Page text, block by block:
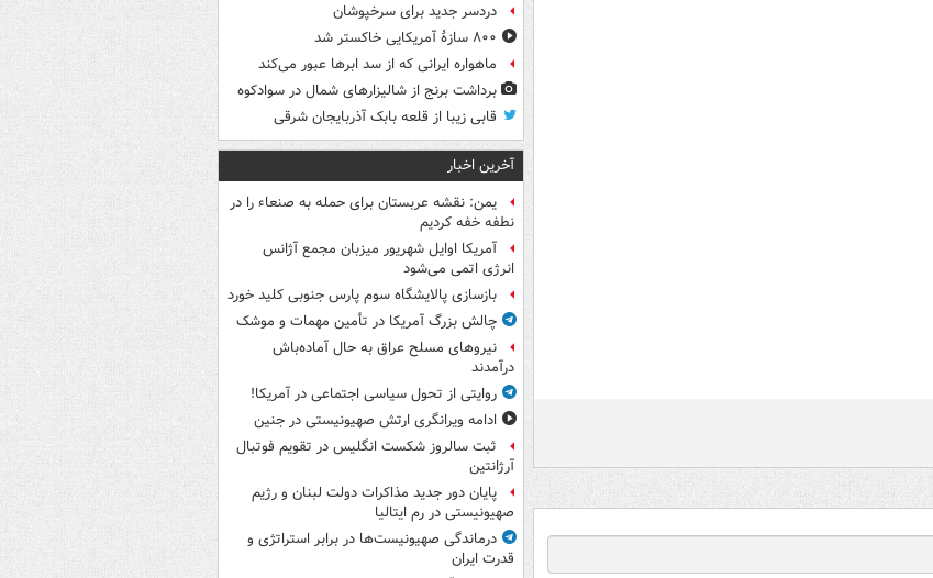
دردسر جدید برای سرخپوشان
۸۰۰ سازۀ آمریکایی خاکستر شد
ماهواره ایرانی که از سد ابرها عبور می‌کند
برداشت برنج از شالیزارهای شمال در سوادکوه
قابی زیبا از قلعه بابک آذربایجان شرقی
آخرین اخبار
یمن: نقشه عربستان برای حمله به صنعاء را در
نطفه خفه کردیم
آمریکا اوایل شهریور میزبان مجمع آژانس
انرژی اتمی می‌شود
بازسازی پالایشگاه سوم پارس جنوبی کلید خورد
چالش بزرگ آمریکا در تأمین مهمات و موشک
نیروهای مسلح عراق به حال آماده‌باش
درآمدند
روایتی از تحول سیاسی اجتماعی در آمریکا!
ادامه ویرانگری ارتش صهیونیستی در جنین
ثبت سالروز شکست انگلیس در تقویم فوتبال
آرژانتین
پایان دور جدید مذاکرات دولت لبنان و رژیم
صهیونیستی در رم ایتالیا
درماندگی صهیونیست‌ها در برابر استراتژی و
قدرت ایران